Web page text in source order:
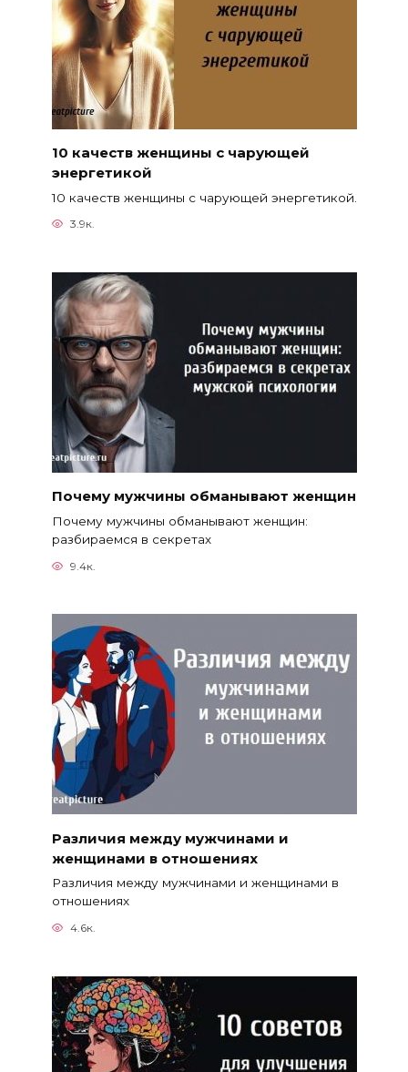
10 качеств женщины с чарующей
энергетикой
10 качеств женщины с чарующей энергетикой.
3.9к.
Почему мужчины обманывают женщин
Почему мужчины обманывают женщин:
разбираемся в секретах
9.4к.
Различия между мужчинами и
женщинами в отношениях
Различия между мужчинами и женщинами в
отношениях
4.6к.